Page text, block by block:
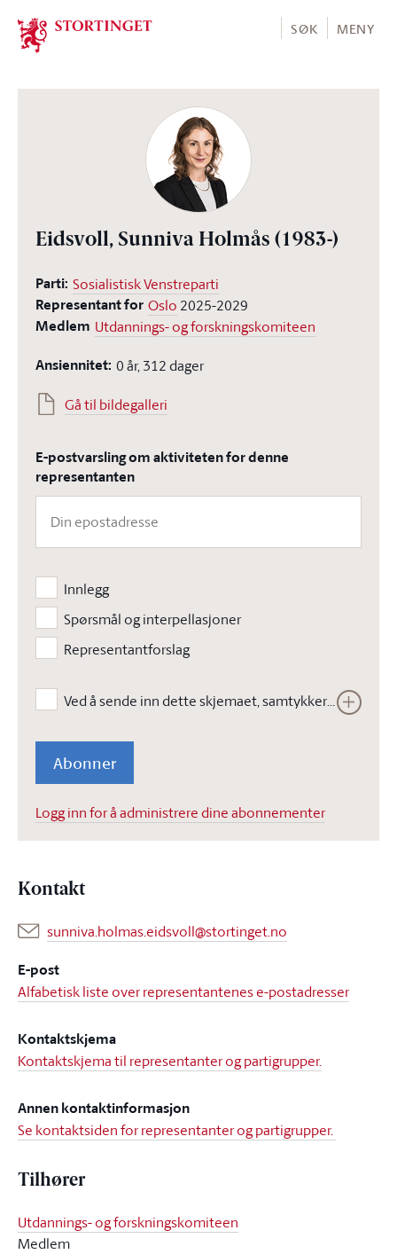
Stortinget.no
SØK MENY
Eidsvoll, Sunniva Holmås (1983-)
Parti: Sosialistisk Venstreparti
Representant for Oslo 2025-2029
Medlem Utdannings- og forskningskomiteen
Ansiennitet: 0 år, 312 dager
Gå til bildegalleri
E-postvarsling om aktiviteten for denne
representanten
Innlegg
Spørsmål og interpellasjoner
Representantforslag
Ved å sende inn dette skjemaet, samtykker jeg i at Stortinget kan lagre opplysningene jeg har gitt i skjemaet. Opplysningene vil ikke bli brukt til annet enn å kunne gjennomføre den bestilte tjenesten. Les vår
Abonner
Logg inn for å administrere dine abonnementer
Kontakt
sunniva.holmas.eidsvoll@stortinget.no
E-post
Alfabetisk liste over representantenes e-postadresser
Kontaktskjema
Kontaktskjema til representanter og partigrupper.
Annen kontaktinformasjon
Se kontaktsiden for representanter og partigrupper.
Tilhører
Utdannings- og forskningskomiteen
Medlem